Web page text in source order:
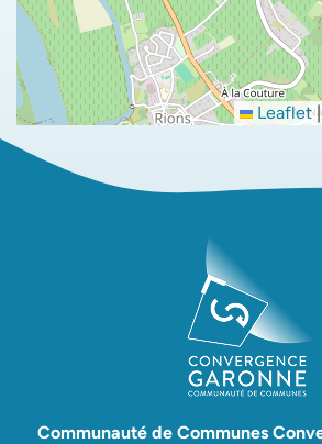
Leaflet |
Communauté de Communes